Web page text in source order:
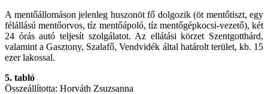
A mentőállomáson jelenleg huszonöt fő dolgozik (öt mentőtiszt, egy
félállású mentőorvos, tíz mentőápoló, tíz mentőgépkocsi-vezető), két
24 órás autó teljesít szolgálatot. Az ellátási körzet Szentgotthárd,
valamint a Gasztony, Szalafő, Vendvidék által határolt terület, kb. 15
ezer lakossal.
5. tabló
Összeállította: Horváth Zsuzsanna